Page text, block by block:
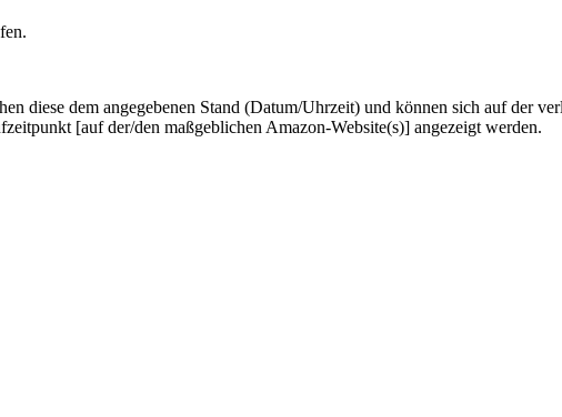
diese dem angegebenen Stand (Datum/Uhrzeit) und können sich auf der
[auf der/den maßgeblichen Amazon-Website(s)] angezeigt werden.